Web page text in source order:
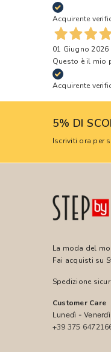
Acquirente
01 Giugno 2026
Questo è il mio
Acquirente
5% DI
Iscriviti ora per
La moda del
Fai acquisti su
Spedizione
Customer Care
Lunedì -
+39 375